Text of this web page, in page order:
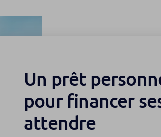
Un prêt
pour financer
attendre